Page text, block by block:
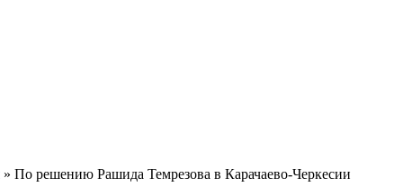
» По решению Рашида Темрезова в Карачаево-Черкесии